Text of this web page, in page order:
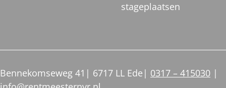
stageplaatsen
Bennekomseweg 41 6717 LL Ede
0317 – 415030